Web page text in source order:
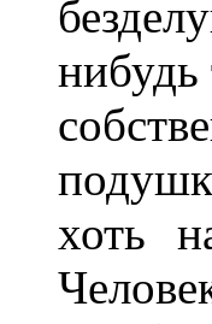
хоть